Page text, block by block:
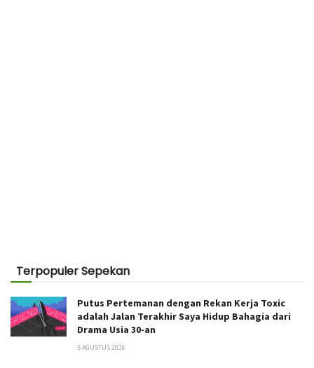
Terpopuler Sepekan
Putus Pertemanan dengan Rekan Kerja Toxic
adalah Jalan Terakhir Saya Hidup Bahagia dari
Drama Usia 30-an
5 AGUSTUS 2026